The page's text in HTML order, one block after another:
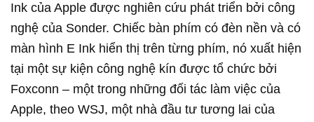
Ink của Apple được nghiên cứu phát triển bởi công
nghệ của Sonder. Chiếc bàn phím có đèn nền và có
màn hình E Ink hiển thị trên từng phím, nó xuất hiện
tại một sự kiện công nghệ kín được tổ chức bởi
Foxconn – một trong những đối tác làm việc của
Apple, theo WSJ, một nhà đầu tư tương lai của